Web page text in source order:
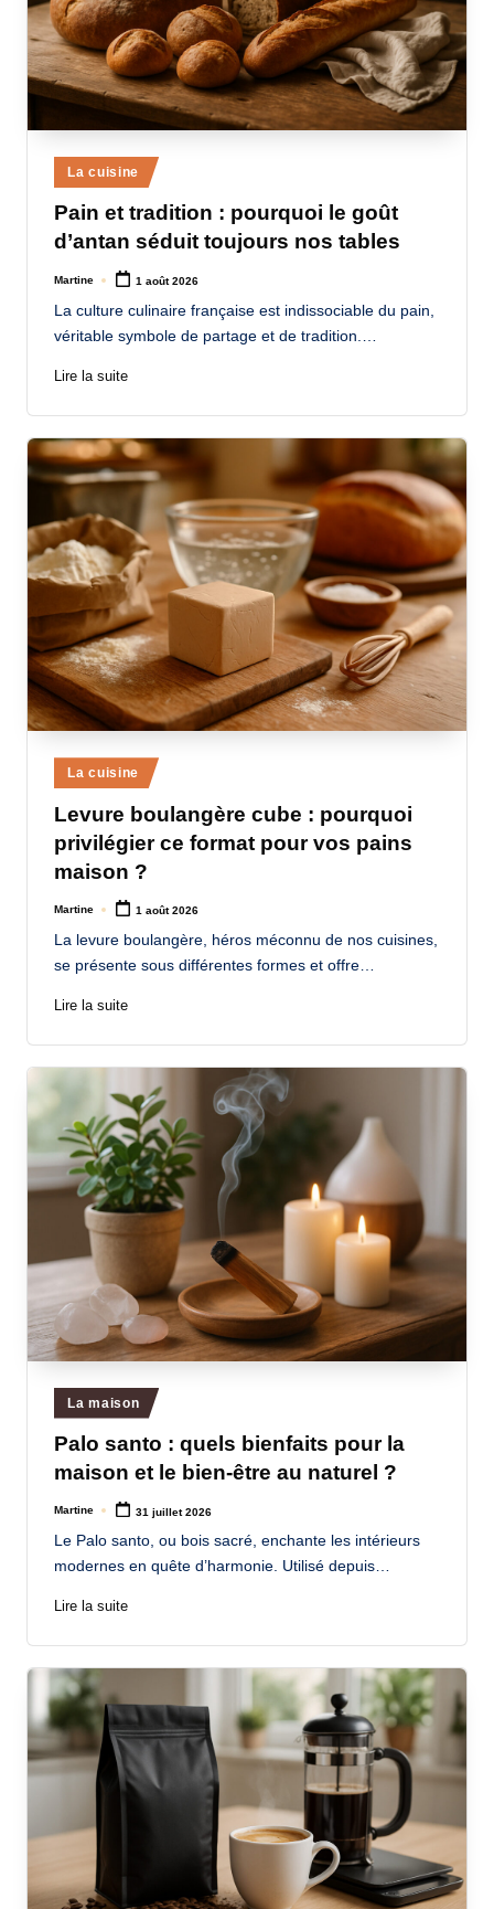
Posted
in
La cuisine
Pain et tradition : pourquoi le goût
d’antan séduit toujours nos tables
Posted
Martine 1 août 2026
La culture culinaire française est indissociable du pain,
véritable symbole de partage et de tradition.…
Lire la suite
Posted
in
La cuisine
Levure boulangère cube : pourquoi
privilégier ce format pour vos pains
maison ?
Posted
Martine 1 août 2026
La levure boulangère, héros méconnu de nos cuisines,
se présente sous différentes formes et offre…
Lire la suite
Posted
in
La maison
Palo santo : quels bienfaits pour la
maison et le bien-être au naturel ?
Posted
Martine 31 juillet 2026
Le Palo santo, ou bois sacré, enchante les intérieurs
modernes en quête d’harmonie. Utilisé depuis…
Lire la suite